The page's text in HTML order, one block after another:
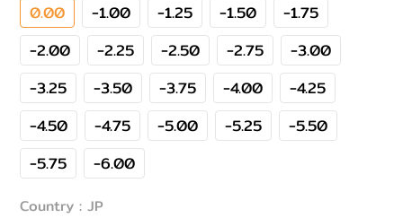
0.00 -1.00 -1.25 -1.50
-1.75
-2.00
-2.25 -2.50 -2.75
-3.00
-3.25
-3.50 -3.75 -4.00
-4.25
-4.50
-4.75 -5.00 -5.25
-5.50
-5.75
-6.00
Country : JP